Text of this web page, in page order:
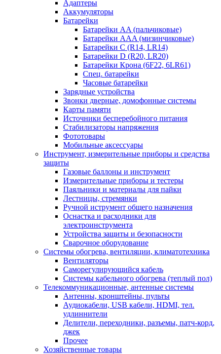
Адаптеры
Аккумуляторы
Батарейки
Батарейки AA (пальчиковые)
Батарейки AAA (мизинчиковые)
Батарейки C (R14, LR14)
Батарейки D (R20, LR20)
Батарейки Крона (6F22, 6LR61)
Спец. батарейки
Часовые батарейки
Зарядные устройства
Звонки дверные, домофонные системы
Карты памяти
Источники бесперебойного питания
Стабилизаторы напряжения
Фототовары
Мобильные аксессуары
Инструмент, измерительные приборы и средства
защиты
Газовые баллоны и инструмент
Измерительные приборы и тестеры
Паяльники и материалы для пайки
Лестницы, стремянки
Ручной иструмент общего назначения
Оснастка и расходники для
электроинструмента
Устройства защиты и безопасности
Сварочное оборудование
Системы обогрева, вентиляции, климатотехника
Вентиляторы
Саморегулирующийся кабель
Системы кабельного обогрева (теплый пол)
Телекоммуникационные, антенные системы
Антенны, кронштейны, пульты
Аудиокабели, USB кабели, HDMI, тел.
удлиннители
Делители, переходники, разъемы, патч-корд,
джек
Прочее
Хозяйственные товары